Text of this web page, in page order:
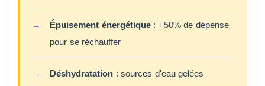
Épuisement énergétique: +50% de dépense
pour se réchauffer
Déshydratation : sources d'eau gelées